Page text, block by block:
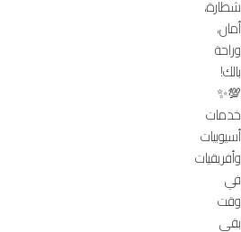
شطارة،
أمان،
وراحة
بالك!
💯✨
خدمات
أسيوبيات
وأفريقيات
في
وقت
بقى